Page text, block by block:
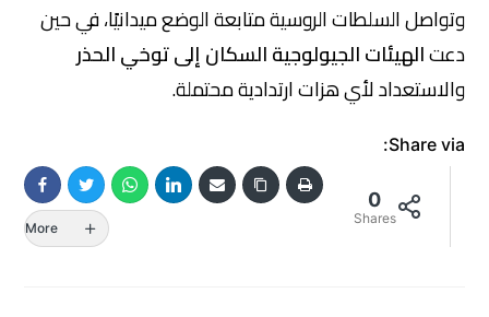
وتواصل السلطات الروسية متابعة الوضع ميدانيًا، في حين
دعتالهيئات الجيولوجية السكان إلى توخي الحذر
والاستعداد لأي هزات ارتدادية محتملة.
Share via:
0
Shares
More